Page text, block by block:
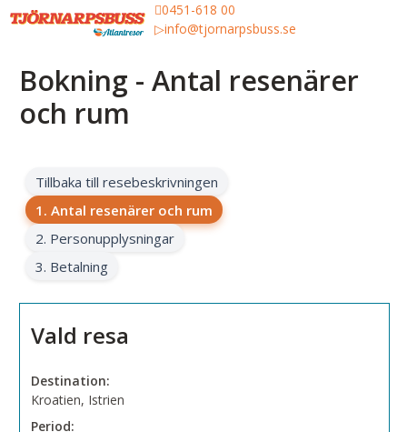
0451-618 00
info@tjornarpsbuss.se
Bokning - Antal resenärer
och rum
Tillbaka till resebeskrivningen
1. Antal resenärer och rum
2. Personupplysningar
3. Betalning
Vald resa
Destination:
Kroatien, Istrien
Period: